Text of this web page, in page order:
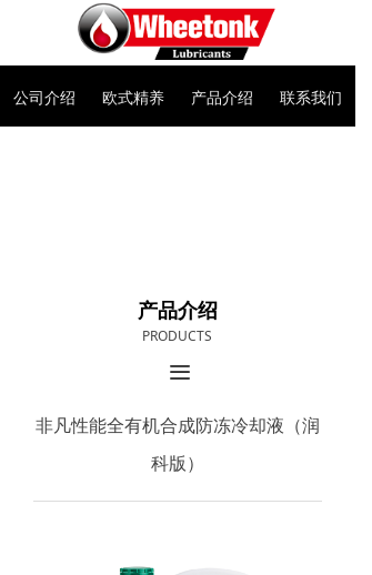
公司介绍 欧式精养 产品介绍 联系我们
非凡性能全有机合成防冻冷却液（润
科版）
产品介绍
PRODUCTS
끀